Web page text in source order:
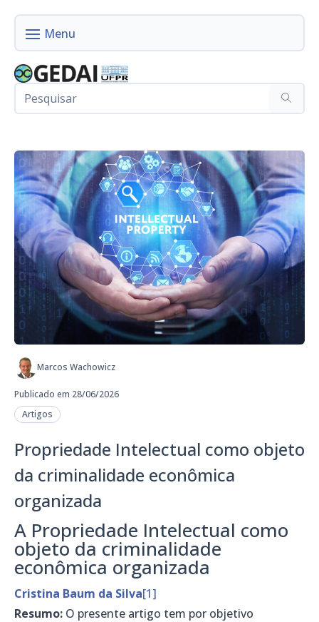
Marcos Wachowicz
Publicado em 28/06/2026
Artigos
Propriedade Intelectual como objeto
da criminalidade econômica
organizada
A Propriedade Intelectual como
objeto da criminalidade
econômica organizada
Cristina Baum da Silva[1]
Resumo: O presente artigo tem por objetivo